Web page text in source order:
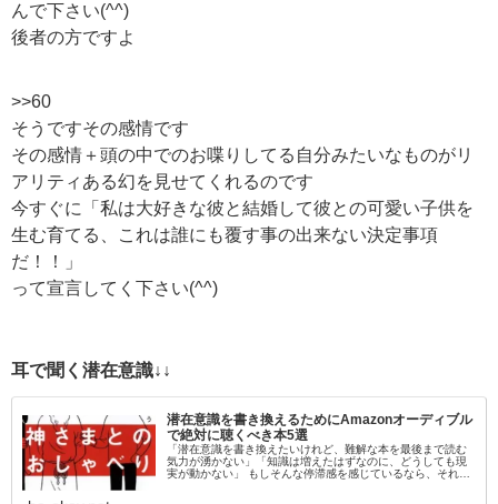
んで下さい(^^)
後者の方ですよ
>>60
そうですその感情です
その感情＋頭の中でのお喋りしてる自分みたいなものがリ
アリティある幻を見せてくれるのです
今すぐに「私は大好きな彼と結婚して彼との可愛い子供を
生む育てる、これは誰にも覆す事の出来ない決定事項
だ！！」
って宣言してく下さい(^^)
耳で聞く潜在意識↓↓
潜在意識を書き換えるためにAmazonオーディブル
で絶対に聴くべき本5選
「潜在意識を書き換えたいけれど、難解な本を最後まで読む
気力が湧かない」「知識は増えたはずなのに、どうしても現
実が動かない」 もしそんな停滞感を感じているなら、それは